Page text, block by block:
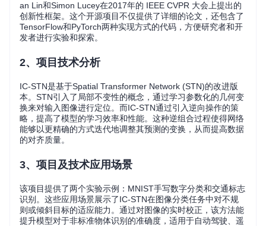
an Lin和Simon Lucey在2017年的 IEEE CVPR 大会上提出的
创新性框架。这个开源项目不仅提供了详细的论文，还包含了
TensorFlow和PyTorch两种实现方式的代码，方便研究者和开
发者进行实验和探索。
2、项目技术分析
IC-STN是基于Spatial Transformer Network (STN)的改进版
本。STN引入了局部不变性的概念，通过学习参数化的几何变
换来对输入图像进行定位。而IC-STN通过引入逆向操作的策
略，提高了模型的学习效率和性能。这种逆组合过程使得网络
能够以更精确的方式迭代地调整其预测的变换，从而提高数据
的对齐质量。
3、项目及技术应用场景
该项目提供了两个实验示例：MNIST手写数字分类和交通标志
识别。这些应用场景展示了IC-STN在图像分类任务中对不规
则或倾斜目标的适应能力。通过对图像的实时校正，该方法能
提升模型对于非标准物体识别的准确度，适用于自动驾驶、遥